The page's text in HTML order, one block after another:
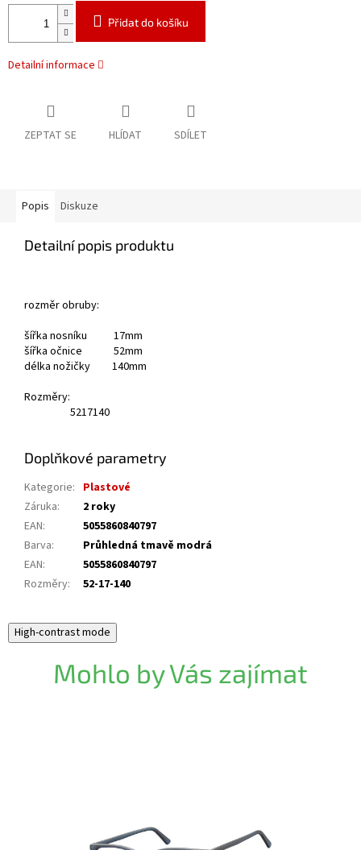
Přidat do košíku
Detailní informace
ZEPTAT SE HLÍDAT SDÍLET
Popis Diskuze
Detailní popis produktu
rozměr obruby:
šířka nosníku 17mm
šířka očnice 52mm
délka nožičky 140mm
Rozměry:
5217140
Doplňkové parametry
Kategorie: Plastové
Záruka:
2 roky
EAN:
5055860840797
Barva:
Průhledná tmavě modrá
EAN:
5055860840797
Rozměry: 52-17-140
High-contrast mode
Mohlo by Vás zajímat